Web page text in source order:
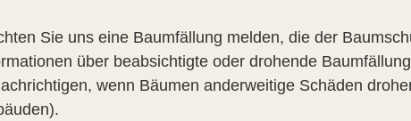
Sie uns eine Baumfällung melden, die der
über beabsichtigte oder drohende
wenn Bäumen anderweitige Schäden